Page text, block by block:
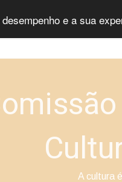
e a sua
A cultura